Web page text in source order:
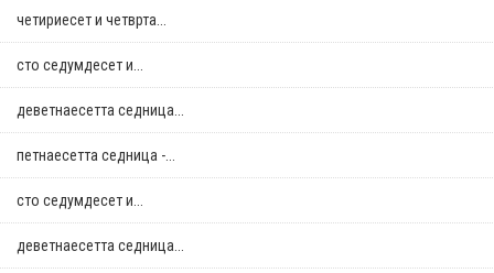
четириесет и четврта...
сто седумдесет и...
деветнаесетта седница...
петнаесетта седница -...
сто седумдесет и...
деветнаесетта седница...